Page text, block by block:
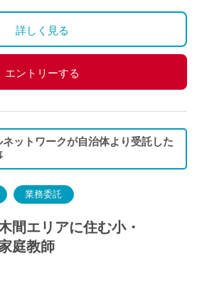
の良い時間帯のご家庭をお願いしま
します。
E家庭
F家庭／18:00～19:30 G家庭
詳しく見る
エントリーする
ットワークが自治体より受託した
業務委託
間エリアに住む小・
庭教師